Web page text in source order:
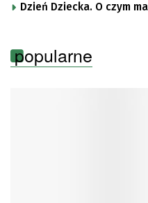
Dzień Dziecka. O czym
popularne